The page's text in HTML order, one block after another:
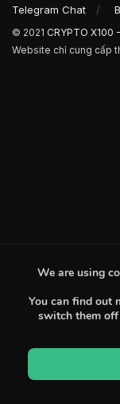
Telegram Chat
© 2021 CRYPTO X100
Website chỉ cung cấp
We are using
You can find out
switch them